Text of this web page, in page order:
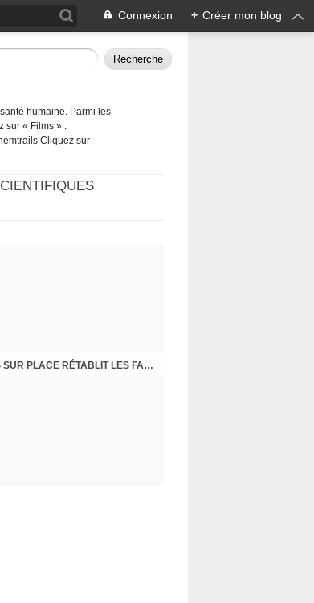
Connexion + Créer mon blog
humaine. Parmi les
sur « Films » :
Cliquez sur
CRISE MIGRATOIRE À CEUTA : UN JEUNE FRANÇAIS SUR PLACE RÉTABLIT LES FAITS ! - RAPHAËL AYMA